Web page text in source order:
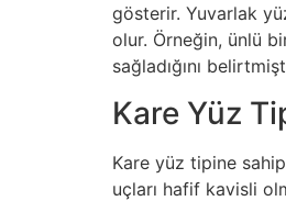
gösterir. Yuvarlak
olur. Örneğin, ünlü
sağladığını
Kare Yüz
Kare yüz tipine
uçları hafif kavisli